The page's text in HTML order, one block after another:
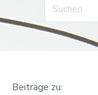
Beiträge zu: